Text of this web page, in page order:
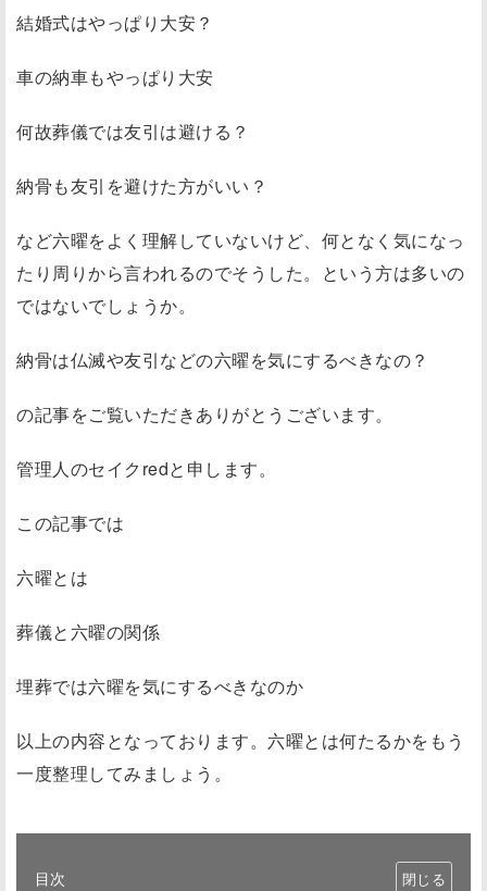
結婚式はやっぱり大安？
車の納車もやっぱり大安
何故葬儀では友引は避ける？
納骨も友引を避けた方がいい？
など六曜をよく理解していないけど、何となく気になっ
たり周りから言われるのでそうした。という方は多いの
ではないでしょうか。
納骨は仏滅や友引などの六曜を気にするべきなの？
の記事をご覧いただきありがとうございます。
管理人のセイクredと申します。
この記事では
六曜とは
葬儀と六曜の関係
埋葬では六曜を気にするべきなのか
以上の内容となっております。六曜とは何たるかをもう
一度整理してみましょう。
目次